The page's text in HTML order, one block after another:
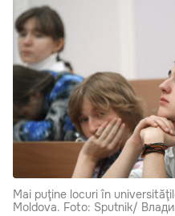
Mai puţine locuri în
Moldova. Foto: Sputnik/